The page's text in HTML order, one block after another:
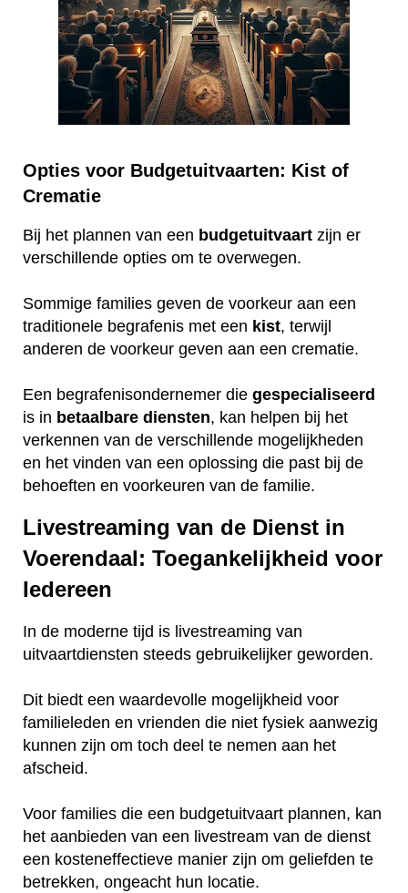
Opties voor Budgetuitvaarten: Kist of
Crematie
Bij het plannen van een budgetuitvaart zijn er
verschillende opties om te overwegen.
Sommige families geven de voorkeur aan een
traditionele begrafenis met een kist, terwijl
anderen de voorkeur geven aan een crematie.
Een begrafenisondernemer die gespecialiseerd
is in betaalbare diensten, kan helpen bij het
verkennen van de verschillende mogelijkheden
en het vinden van een oplossing die past bij de
behoeften en voorkeuren van de familie.
Livestreaming van de Dienst in
Voerendaal: Toegankelijkheid voor
Iedereen
In de moderne tijd is livestreaming van
uitvaartdiensten steeds gebruikelijker geworden.
Dit biedt een waardevolle mogelijkheid voor
familieleden en vrienden die niet fysiek aanwezig
kunnen zijn om toch deel te nemen aan het
afscheid.
Voor families die een budgetuitvaart plannen, kan
het aanbieden van een livestream van de dienst
een kosteneffectieve manier zijn om geliefden te
betrekken, ongeacht hun locatie.